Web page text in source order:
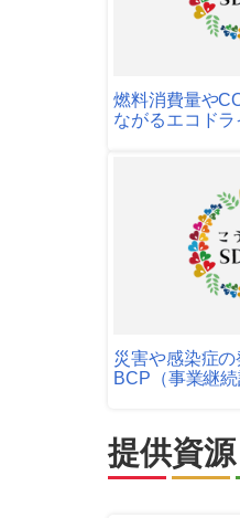
燃料消費量や
ながるエコド
災害や感染症
BCP（事業継
提供資源